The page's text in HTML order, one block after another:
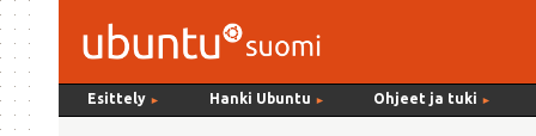
Esittely ► Hanki Ubuntu ► Ohjeet ja tuki ►